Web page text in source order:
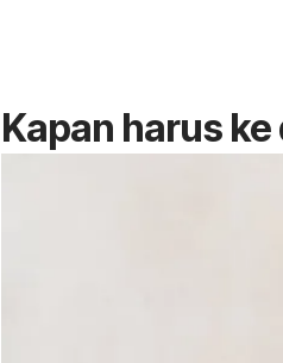
Kapan harus